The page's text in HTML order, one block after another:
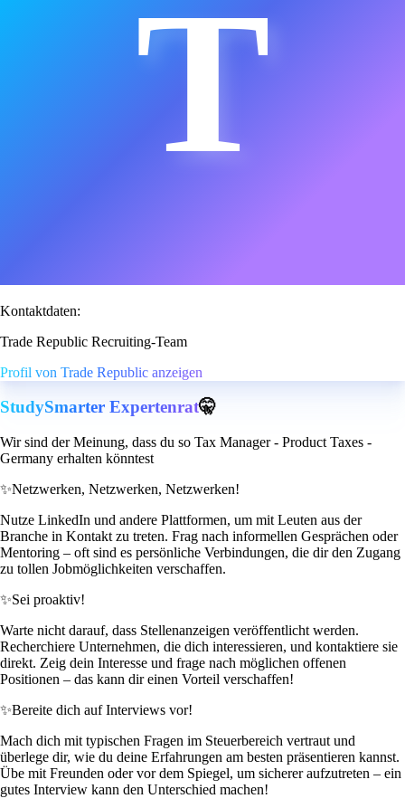
T
Kontaktdaten:
Trade Republic Recruiting-Team
Profil von Trade Republic anzeigen
StudySmarter Expertenrat🤫
Wir sind der Meinung, dass du so Tax Manager - Product Taxes -
Germany erhalten könntest
✨Netzwerken, Netzwerken, Netzwerken!
Nutze LinkedIn und andere Plattformen, um mit Leuten aus der
Branche in Kontakt zu treten. Frag nach informellen Gesprächen oder
Mentoring – oft sind es persönliche Verbindungen, die dir den Zugang
zu tollen Jobmöglichkeiten verschaffen.
✨Sei proaktiv!
Warte nicht darauf, dass Stellenanzeigen veröffentlicht werden.
Recherchiere Unternehmen, die dich interessieren, und kontaktiere sie
direkt. Zeig dein Interesse und frage nach möglichen offenen
Positionen – das kann dir einen Vorteil verschaffen!
✨Bereite dich auf Interviews vor!
Mach dich mit typischen Fragen im Steuerbereich vertraut und
überlege dir, wie du deine Erfahrungen am besten präsentieren kannst.
Übe mit Freunden oder vor dem Spiegel, um sicherer aufzutreten – ein
gutes Interview kann den Unterschied machen!